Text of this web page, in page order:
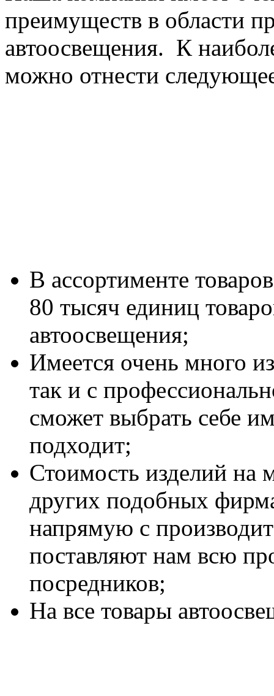
преимуществ в области
автоосвещения. К
можно отнести
В ассортименте
80 тысяч единиц
автоосвещения;
Имеется очень много
так и с
сможет выбрать себе
подходит;
Стоимость изделий на
других подобных
напрямую с
поставляют нам всю
посредников;
На все товары